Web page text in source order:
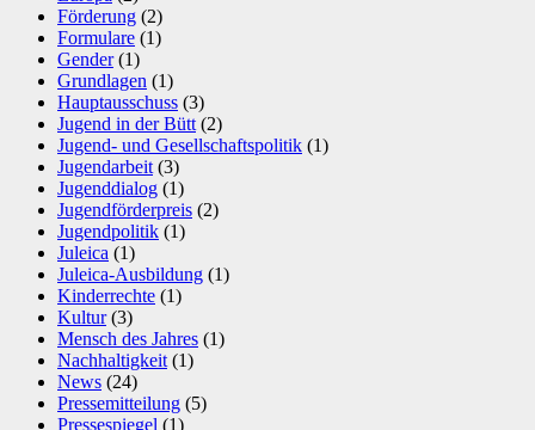
Förderung (2)
Formulare (1)
Gender(1)
Grundlagen (1)
Hauptausschuss (3)
Jugend in der Bütt (2)
Jugend- und Gesellschaftspolitik (1)
Jugendarbeit (3)
Jugenddialog (1)
Jugendförderpreis (2)
Jugendpolitik (1)
Juleica (1)
Juleica-Ausbildung (1)
Kinderrechte (1)
Kultur(3)
Mensch des Jahres (1)
Nachhaltigkeit (1)
News (24)
Pressemitteilung (5)
Pressespiegel (1)